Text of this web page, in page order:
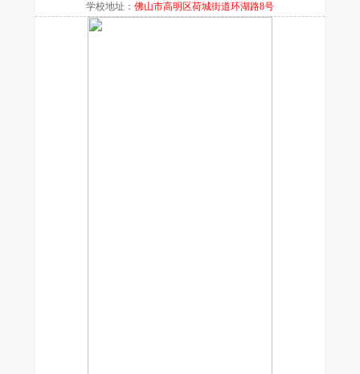
学校地址： 佛山市高明区荷城街道环湖路8号